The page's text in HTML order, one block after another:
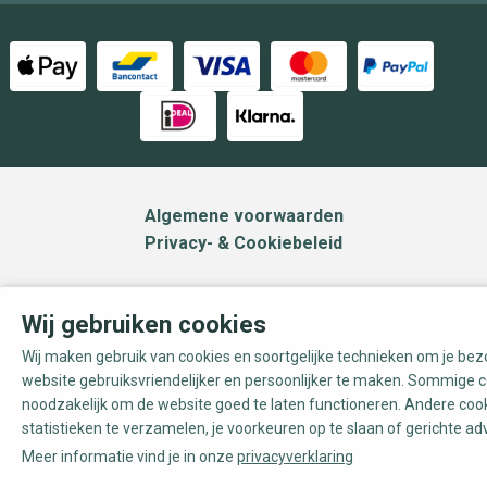
Algemene voorwaarden
Privacy- & Cookiebeleid
Wij gebruiken cookies
Wij maken gebruik van cookies en soortgelijke technieken om je
website gebruiksvriendelijker en persoonlijker te maken. Sommige
noodzakelijk om de website goed te laten functioneren. Andere
statistieken te verzamelen, je voorkeuren op te slaan of gerichte
Meer informatie vind je in onze privacyverklaring